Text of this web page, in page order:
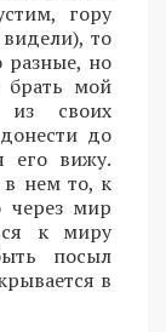
гору
то
разные, но
брать мой
своих
до
его вижу.
нем то, к
через мир
к миру
посыл
в